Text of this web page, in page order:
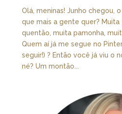
Olá, meninas! Junho chegou,
que mais a gente quer?
quentão, muita pamonha,
Quem aí já me segue no
seguir!) ? Então você já viu o
né? Um montão...